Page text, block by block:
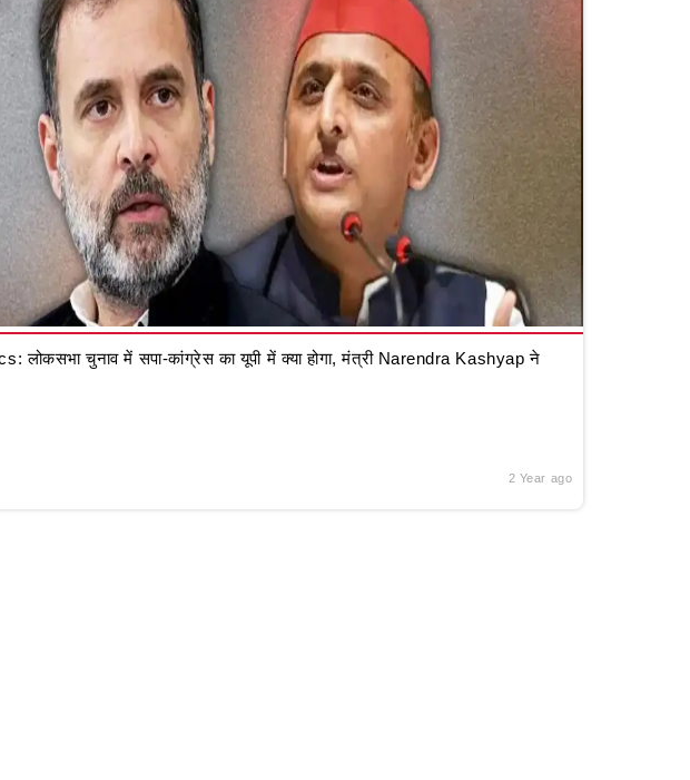
लोकसभा चुनाव में सपा-कांग्रेस का यूपी में क्या होगा, मंत्री Narendra Kashyap ने
2 Year ago